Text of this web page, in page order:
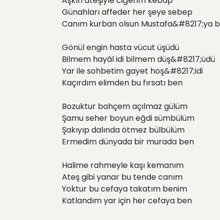
Günahları affeder her şeye sebep
Canım kurban olsun Mustafa&#8217;ya
Gönül engin hasta vücut üşüdü
Bilmem hayâl idi bilmem düş&#8217;üdü
Yar ile sohbetim gayet hoş&#8217;idi
Kaçırdım elimden bu fırsatı ben
Bozuktur bahçem açılmaz gülüm
Şamu seher boyun eğdi sümbülüm
Şakıyıp dalında ötmez bülbülüm
Ermedim dünyada bir murada ben
Halime rahmeyle kaşı kemanım
Ateş gibi yanar bu tende canım
Yoktur bu cefaya takatım benim
Katlandım yar için her cefaya ben